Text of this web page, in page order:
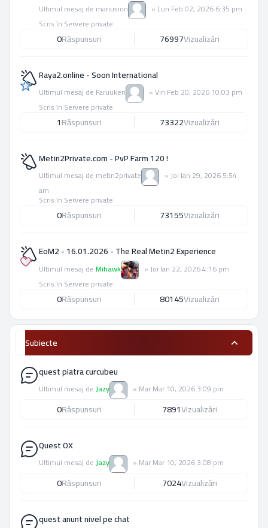
Ultimul mesaj de mariusion » Lun Feb 02, 2026 6:35 pm
Scris în Servere private
0Răspunsuri 76997Vizualizări
Raya2.online - Soon International
Ultimul mesaj de Faruuken »Vin Feb 20, 2026 10:03 pm
Scris în Servere private
1Răspunsuri 73322Vizualizări
Metin2Private.com - PvP Farm 120 !
Ultimul mesaj de metin2private » Joi Ian 29, 2026 5:54
am
Scris în Servere private
0Răspunsuri 73155Vizualizări
EoM2 - 16.01.2026 - The Real Metin2 Experience
Ultimul mesaj deMihawk » Joi Ian 22, 2026 4:16 pm
Scris în Servere private
0Răspunsuri 80145Vizualizări
Subiecte
quest piatra curcubeu
Ultimul mesaj deJazy » Mar Mar 10, 2026 3:09 pm
0Răspunsuri 7891Vizualizări
Quest OX
Ultimul mesaj deJazy » Mar Mar 10, 2026 3:08 pm
0Răspunsuri 7024Vizualizări
quest anunt nivel pe chat